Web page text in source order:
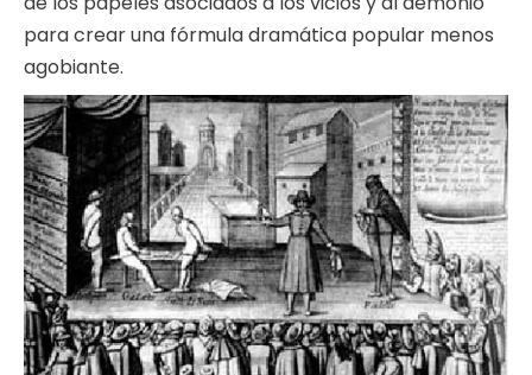
para crear una fórmula dramática popular menos
agobiante.